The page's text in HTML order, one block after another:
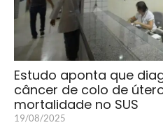
Estudo aponta que
câncer de colo de
mortalidade no SUS
19/08/2025